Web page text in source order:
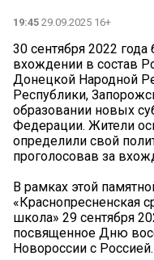
19:45 29.09.2025 16+
30 сентября 2022
вхождении в состав
Донецкой Народной
Республики,
образовании новых
Федерации. Жители
определили свой
проголосовав за
В рамках этой
«Краснопресненская
школа» 29 сентября
посвященное Дню
Новороссии с Россией.